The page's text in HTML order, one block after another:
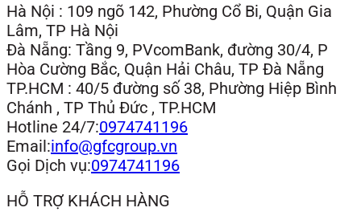
Hà Nội : 109 ngõ 142, Phường Cổ Bi, Quận Gia
Lâm, TP Hà Nội
Đà Nẵng: Tầng 9, PVcomBank, đường 30/4, P
Hòa Cường Bắc, Quận Hải Châu, TP Đà Nẵng
TP.HCM : 40/5 đường số 38, Phường Hiệp Bình
Chánh , TP Thủ Đức , TP.HCM
Hotline 24/7:0974741196
Email:info@gfcgroup.vn
Gọi Dịch vụ:0974741196
HỖ TRỢ KHÁCH HÀNG